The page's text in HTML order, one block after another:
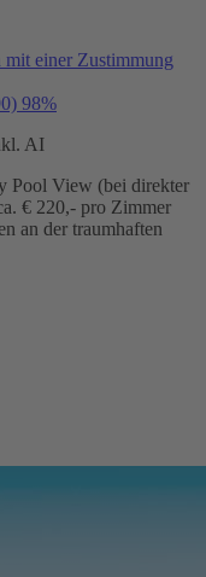
einer Zustimmung
98%
AI
Pool View (bei direkter
€ 220,- pro Zimmer
an der traumhaften